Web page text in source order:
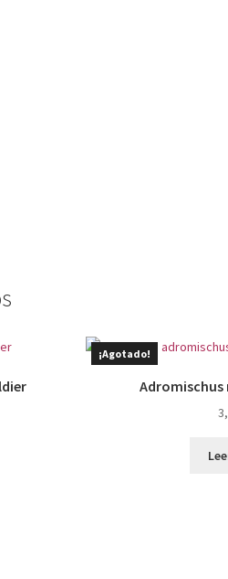
¡Agotado!
Adromischus